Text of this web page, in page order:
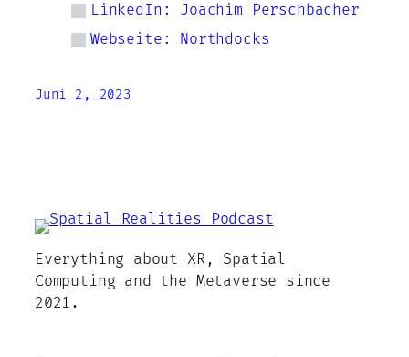
LinkedIn: Joachim Perschbacher
Webseite: Northdocks
Juni 2, 2023
Everything about XR, Spatial
Computing and the Metaverse since
2021.